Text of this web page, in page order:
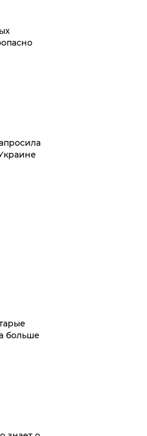
больше